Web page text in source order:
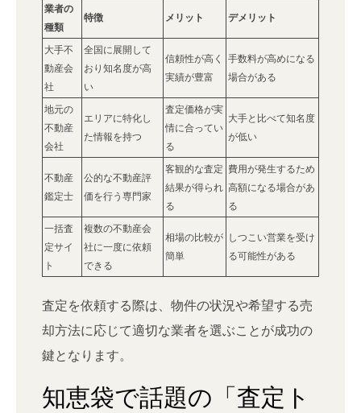
業者の
種類
特徴 メリット デメリット
大手不
動産会
社
全国に展開して
おり知名度が高
い
信頼性が高く
実績が豊富
手数料が高めになる
場合がある
地元の
不動産
会社
エリアに特化し
た情報を持つ
査定価格が実
情に合ってい
る
大手と比べて知名度
が低い
不動産
鑑定士
公的な不動産評
価を行う専門家
客観的な査定
結果が得られ
る
費用が発生するため
高額になる場合があ
る
一括査
定サイ
ト
複数の不動産会
社に一度に依頼
できる
相場の比較が
簡単
しつこい営業を受け
る可能性がある
査定を依頼する際は、物件の状況や希望する売
却方法に応じて適切な業者を選ぶことが成功の
鍵となります。
知恵袋で話題の「査定ト